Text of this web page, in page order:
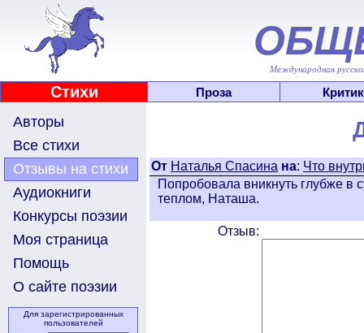
Международная
Стихи Проза
Авторы
Все стихи
Отзывы на стихи
Аудиокниги
Конкурсы поэзии
Моя страница
Помощь
О сайте поэзии
Для зарегистрированных
пользователей
От Наталья Спасина на: Что
Попробовала вникнуть глубже в
теплом, Наташа.
Отзыв: